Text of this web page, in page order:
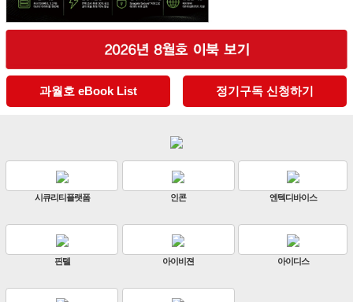
과월호 eBook List 정기구독 신청하기
엔텍디바이스
아이디스
판빌코리아 하이크비전
ZKTeco 비엔에스테크